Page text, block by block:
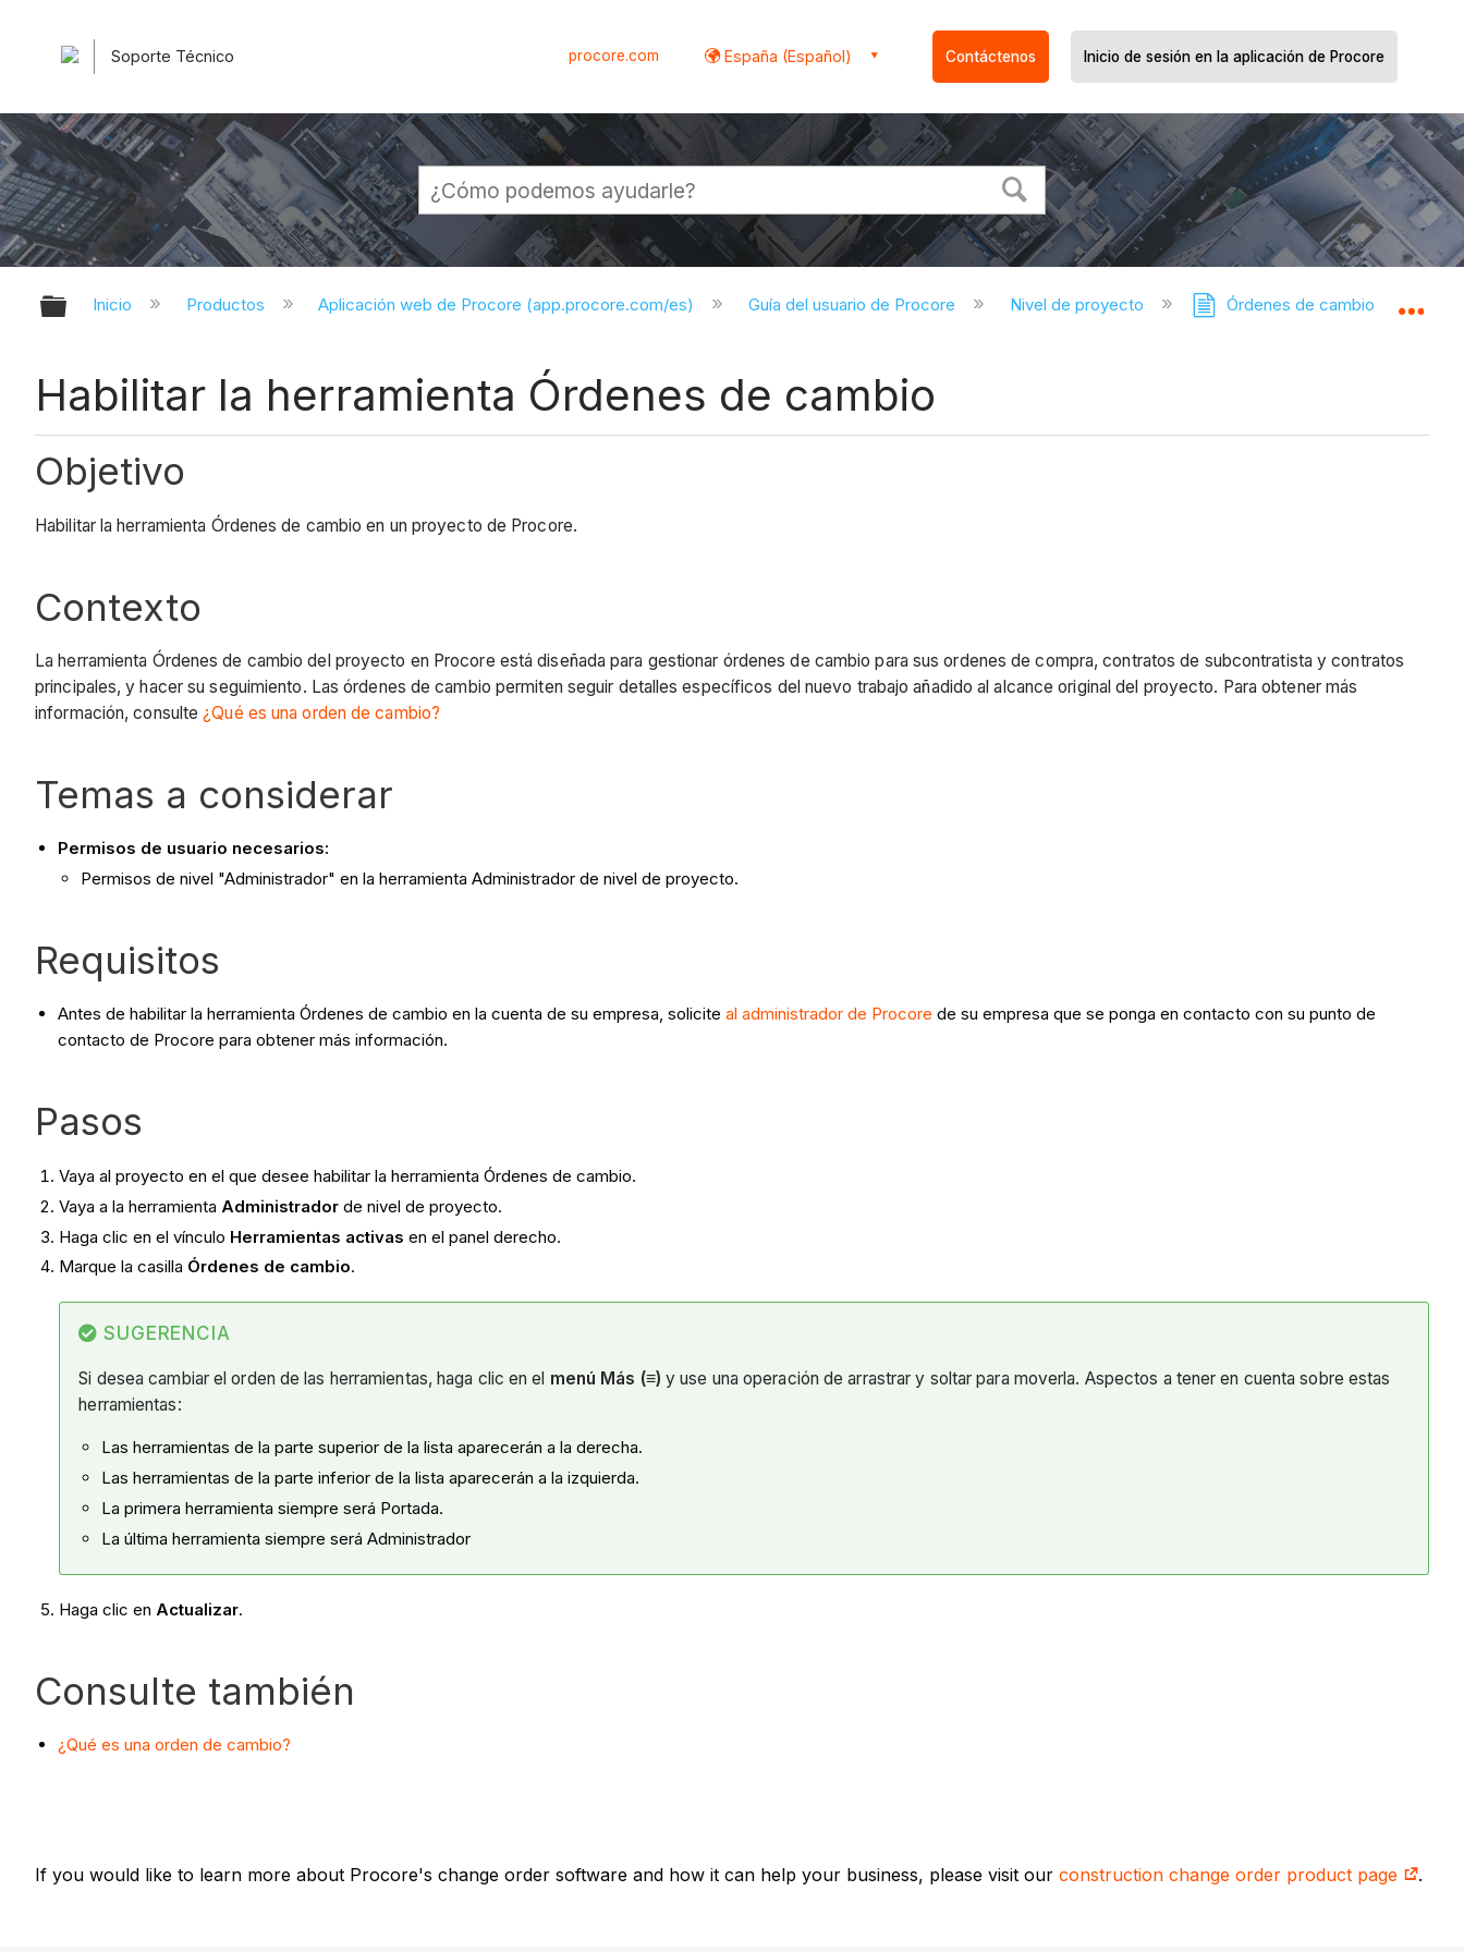
Soporte Técnico procore.com España (Español) Contáctenos Inicio de sesión en la aplicación de Procore
Expandir/contraer jerarquía global
Inicio Productos Aplicación web de Procore (app.procore.com/es) Guía del usuario de Procore Nivel de proyecto Órdenes de cambio
Habilitar la herramienta Órdenes de cambio
Objetivo
Habilitar la herramienta Órdenes de cambio en un proyecto de Procore.
Contexto
La herramienta Órdenes de cambio del proyecto en Procore está diseñada para gestionar órdenes de cambio para sus ordenes de compra, contratos de subcontratista y contratos
principales, y hacer su seguimiento. Las órdenes de cambio permiten seguir detalles específicos del nuevo trabajo añadido al alcance original del proyecto. Para obtener más
información, consulte¿Qué es una orden de cambio?
Temas a considerar
Permisos de usuario necesarios:
Permisos de nivel "Administrador" en la herramienta Administrador de nivel de proyecto.
Requisitos
Antes de habilitar la herramienta Órdenes de cambio en la cuenta de su empresa, solicite al administrador de Procore de su empresa que se ponga en contacto con su punto de
contacto de Procore para obtener más información.
Pasos
Vaya al proyecto en el que desee habilitar la herramienta Órdenes de cambio.
Vaya a la herramienta Administrador de nivel de proyecto.
Haga clic en el vínculo Herramientas activas en el panel derecho.
Marque la casilla Órdenes de cambio.
SUGERENCIA
Si deseacambiar el orden de las herramientas, haga clic en el menú Más (≡)y use una operación de arrastrar y soltar para moverla. Aspectos a tener en cuenta sobre estas
herramientas:
Las herramientas de la parte superior de la lista aparecerán a la derecha.
Las herramientas de la parte inferior de la lista aparecerán a la izquierda.
La primera herramienta siempre será Portada.
La última herramienta siempre será Administrador
Haga clic en Actualizar.
Consulte también
¿Qué es una orden de cambio?
If you would like to learn more about Procore's change order software and how it can help your business, please visit our construction change order product page .